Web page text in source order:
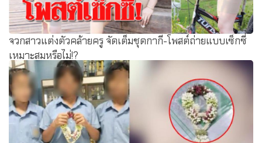
จวกสาวแต่งตัวคล้ายครู จัดเต็มชุดกากี-โพสต์ถ่ายแบบเซ็กซี่
เหมาะสมหรือไม่!?